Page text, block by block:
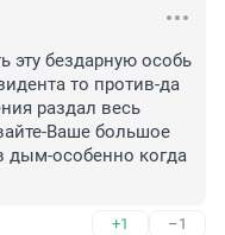
эту бездарную особь
то против-да
раздал весь
Ваше большое
дым-особенно когда
+1 –1